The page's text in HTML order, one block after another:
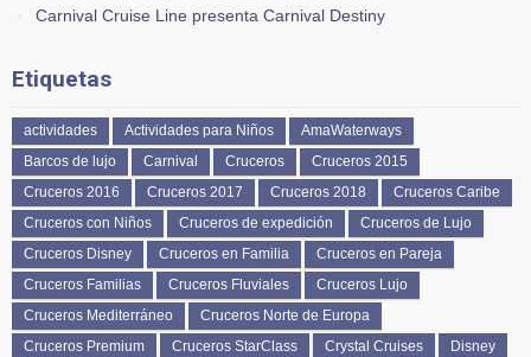
Carnival Cruise Line presenta Carnival Destiny
Etiquetas
actividades Actividades para Niños
AmaWaterways
Barcos de lujo
Carnival Cruceros
Cruceros 2015
Cruceros 2016
Cruceros 2017 Cruceros 2018
Cruceros Caribe
Cruceros con Niños
Cruceros de expedición
Cruceros de Lujo
Cruceros Disney
Cruceros en Familia
Cruceros en Pareja
Cruceros Familias
Cruceros Fluviales
Cruceros Lujo
Cruceros Mediterráneo
Cruceros Norte de Europa
Cruceros Premium
Cruceros StarClass Crystal Cruises
Disney